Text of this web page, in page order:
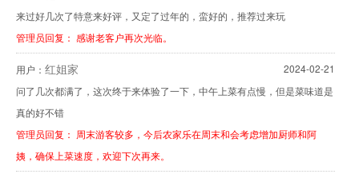
来过好几次了特意来好评，又定了过年的，蛮好的，推荐过来玩
管理员回复： 感谢老客户再次光临。
用户： 红姐家
2024-02-21
问了几次都满了，这次终于来体验了一下，中午上菜有点慢，但是菜味道是
真的好不错
管理员回复： 周末游客较多，今后农家乐在周末和会考虑增加厨师和阿
姨，确保上菜速度，欢迎下次再来。